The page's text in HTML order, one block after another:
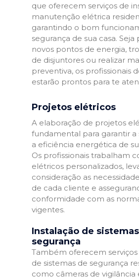
que oferecem serviços de
manutenção elétrica
garantindo o bom
segurança de sua casa. Seja
novos pontos de energia,
de disjuntores ou realizar
preventiva, os profissionais
estarão prontos para te
Projetos elétricos
A elaboração de projetos
fundamental para garantir a
a eficiência energética de
Os profissionais trabalham
elétricos personalizados,
consideração as
de cada cliente e
conformidade com as
vigentes.
Instalação de
segurança
Também oferecem serviços
de sistemas de segurança
como câmeras de vigilância